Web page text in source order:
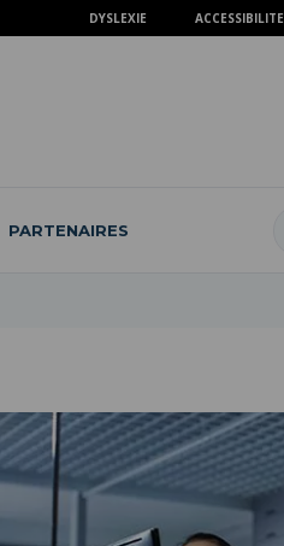
DYSLEXIE ACCESSIBILITE
PARTENAIRES